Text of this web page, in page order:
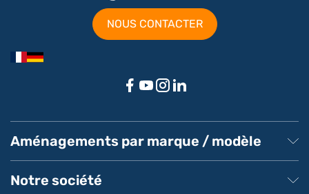
NOUS CONTACTER
Aménagements par marque / modèle
Aménagement Peugeot Expert
Notre société